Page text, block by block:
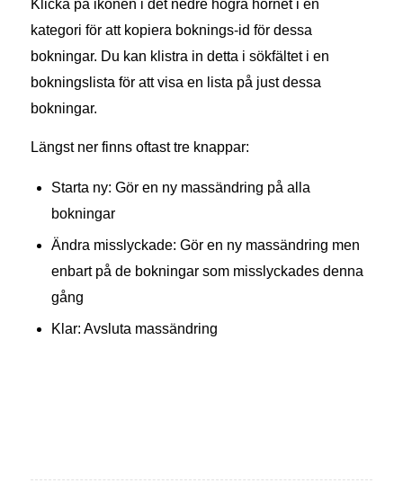
Klicka på ikonen i det nedre högra hörnet i en
kategori för att kopiera boknings-id för dessa
bokningar. Du kan klistra in detta i sökfältet i en
bokningslista för att visa en lista på just dessa
bokningar.
Längst ner finns oftast tre knappar:
Starta ny: Gör en ny massändring på alla
bokningar
Ändra misslyckade: Gör en ny massändring men
enbart på de bokningar som misslyckades denna
gång
Klar: Avsluta massändring